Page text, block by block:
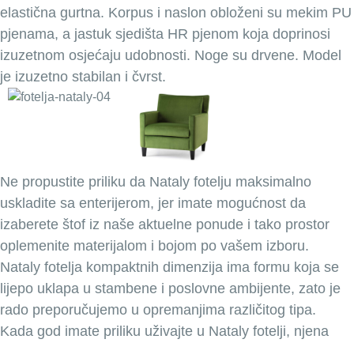
elastična gurtna. Korpus i naslon obloženi su mekim PU
pjenama, a jastuk sjedišta HR pjenom koja doprinosi
izuzetnom osjećaju udobnosti. Noge su drvene. Model
je izuzetno stabilan i čvrst.
Ne propustite priliku da Nataly fotelju maksimalno
uskladite sa enterijerom, jer imate mogućnost da
izaberete štof iz naše aktuelne ponude i tako prostor
oplemenite materijalom i bojom po vašem izboru.
Nataly fotelja kompaktnih dimenzija ima formu koja se
lijepo uklapa u stambene i poslovne ambijente, zato je
rado preporučujemo u opremanjima različitog tipa.
Kada god imate priliku uživajte u Nataly fotelji, njena